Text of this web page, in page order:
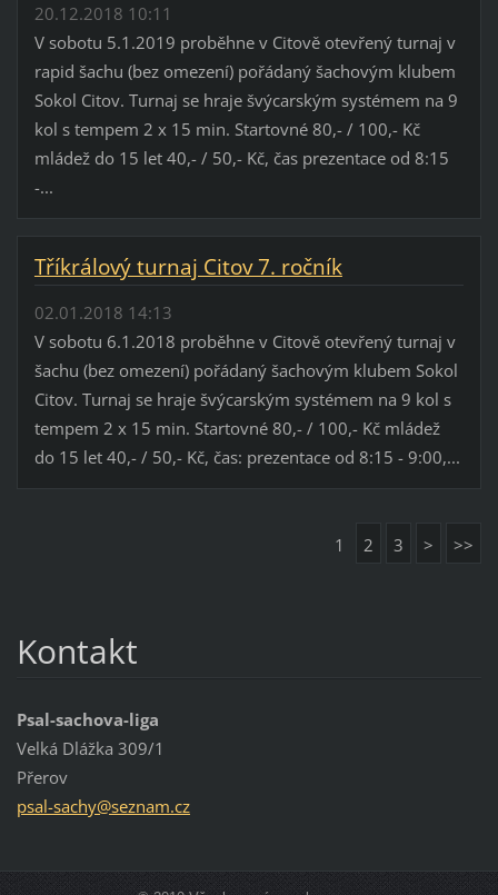
20.12.2018 10:11
V sobotu 5.1.2019 proběhne v Citově otevřený turnaj v
rapid šachu (bez omezení) pořádaný šachovým klubem
Sokol Citov. Turnaj se hraje švýcarským systémem na 9
kol s tempem 2 x 15 min. Startovné 80,- / 100,- Kč
mládež do 15 let 40,- / 50,- Kč, čas prezentace od 8:15
-...
Tříkrálový turnaj Citov 7. ročník
02.01.2018 14:13
V sobotu 6.1.2018 proběhne v Citově otevřený turnaj v
šachu (bez omezení) pořádaný šachovým klubem Sokol
Citov. Turnaj se hraje švýcarským systémem na 9 kol s
tempem 2 x 15 min. Startovné 80,- / 100,- Kč mládež
do 15 let 40,- / 50,- Kč, čas: prezentace od 8:15 - 9:00,...
1 2 3 > >>
Kontakt
Psal-sachova-liga
Velká Dlážka 309/1
Přerov
psal-sachy@seznam.cz